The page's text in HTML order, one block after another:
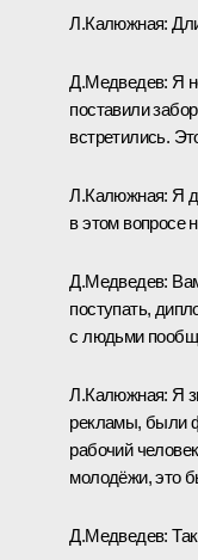
Л.Калюжная:
Д.Медведев: Я
поставили
встретились.
Л.Калюжная: Я
в этом вопросе
Д.Медведев:
поступать,
с людьми
Л.Калюжная: Я
рекламы, были
рабочий
молодёжи, это
Д.Медведев: